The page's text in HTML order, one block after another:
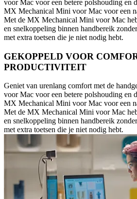
voor Mac voor een betere polshouding en
MX Mechanical Mini voor Mac voor een
Met de MX Mechanical Mini voor Mac
en snelkoppeling binnen handbereik
met extra toetsen die je niet nodig hebt.
GEKOPPELD VOOR
PRODUCTIVITEIT
Geniet van urenlang comfort met de
voor Mac voor een betere polshouding en
MX Mechanical Mini voor Mac voor een
Met de MX Mechanical Mini voor Mac
en snelkoppeling binnen handbereik
met extra toetsen die je niet nodig hebt.